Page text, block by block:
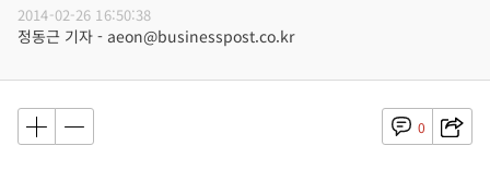
2014-02-26 16:50:38
정동근 기자 - aeon@businesspost.co.kr
0